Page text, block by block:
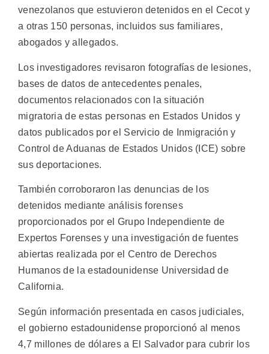
venezolanos que estuvieron detenidos en el Cecot y
a otras 150 personas, incluidos sus familiares,
abogados y allegados.
Los investigadores revisaron fotografías de lesiones,
bases de datos de antecedentes penales,
documentos relacionados con la situación
migratoria de estas personas en Estados Unidos y
datos publicados por el Servicio de Inmigración y
Control de Aduanas de Estados Unidos (ICE) sobre
sus deportaciones.
También corroboraron las denuncias de los
detenidos mediante análisis forenses
proporcionados por el Grupo Independiente de
Expertos Forenses y una investigación de fuentes
abiertas realizada por el Centro de Derechos
Humanos de la estadounidense Universidad de
California.
Según información presentada en casos judiciales,
el gobierno estadounidense proporcionó al menos
4,7 millones de dólares a El Salvador para cubrir los